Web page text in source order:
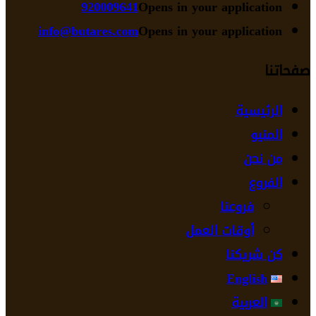
920009641Opens in
info@butares.comOpens in